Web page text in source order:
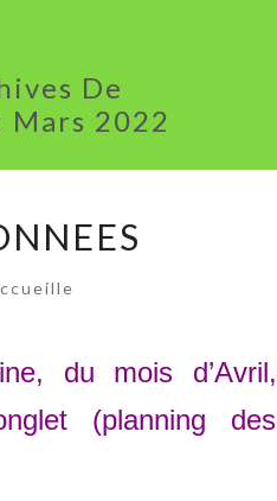
De
Mars 2022
du mois d’Avril,
(planning des